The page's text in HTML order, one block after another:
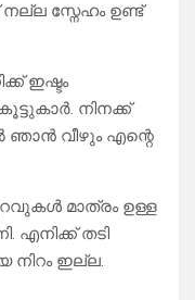
സ്നേഹം ഉണ്ട്
ഇഷ്ടം
നിനക്ക്
വീഴും എന്റെ
മാത്രം ഉള്ള
എനിക്ക് തടി
ഇല്ല.